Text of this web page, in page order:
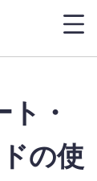
・
の使